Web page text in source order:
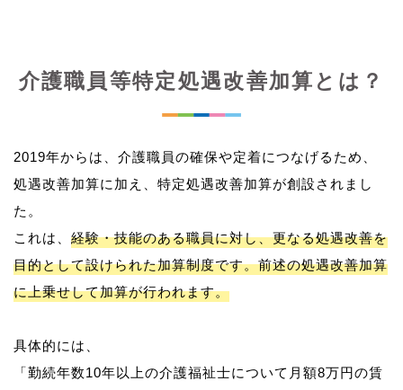
介護職員等特定処遇改善加算とは？
2019年からは、介護職員の確保や定着につなげるため、
処遇改善加算に加え、特定処遇改善加算が創設されまし
た。
これは、 経験・技能のある職員に対し、更なる処遇改善を
目的として設けられた加算制度です。前述の処遇改善加算
に上乗せして加算が行われます。
具体的には、
「勤続年数10年以上の介護福祉士について月額8万円の賃